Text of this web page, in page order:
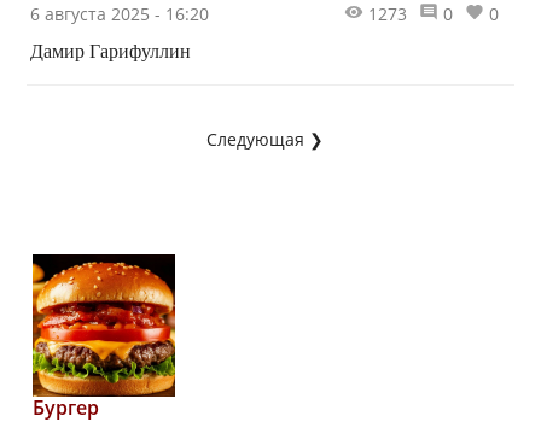
6 августа 2025 - 16:20 1273 0 0
Дамир Гарифуллин
Следующая ❯
Бургер